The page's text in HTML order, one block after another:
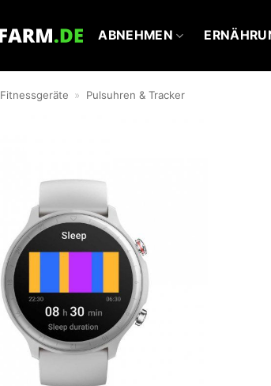
ABNEHMEN
Fitnessgeräte » Pulsuhren & Tracker